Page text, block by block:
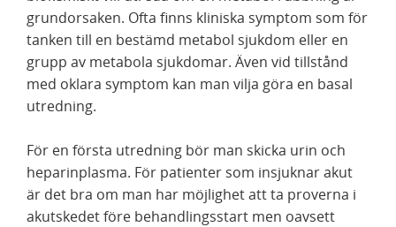
grundorsaken. Ofta finns kliniska symptom som för
tanken till en bestämd metabol sjukdom eller en
grupp av metabola sjukdomar. Även vid tillstånd
med oklara symptom kan man vilja göra en basal
utredning.
För en första utredning bör man skicka urin och
heparinplasma. För patienter som insjuknar akut
är det bra om man har möjlighet att ta proverna i
akutskedet före behandlingsstart men oavsett